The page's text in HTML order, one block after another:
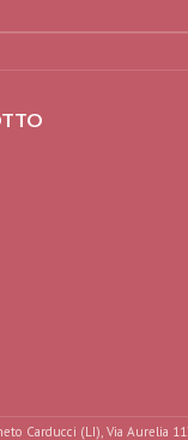
Carducci (LI), Via Aurelia